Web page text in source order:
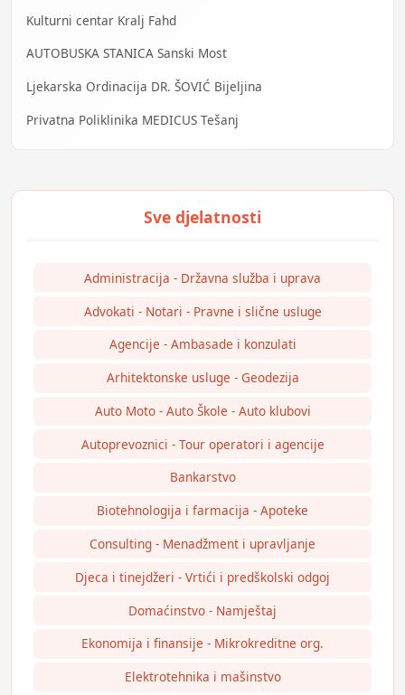
Kulturni centar Kralj Fahd
AUTOBUSKA STANICA Sanski Most
Ljekarska Ordinacija DR. ŠOVIĆ Bijeljina
Privatna Poliklinika MEDICUS Tešanj
Administracija - Državna služba i uprava
Advokati - Notari - Pravne i slične usluge
Agencije - Ambasade i konzulati
Arhitektonske usluge - Geodezija
Auto Moto - Auto Škole - Auto klubovi
Autoprevoznici - Tour operatori i agencije
Bankarstvo
Biotehnologija i farmacija - Apoteke
Consulting - Menadžment i upravljanje
Djeca i tinejdžeri - Vrtići i predškolski odgoj
Domaćinstvo - Namještaj
Ekonomija i finansije - Mikrokreditne org.
Elektrotehnika i mašinstvo